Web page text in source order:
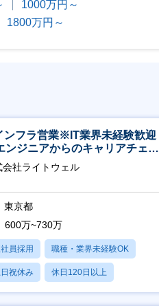
1000万円～
1800万円～
ンフラ営業※IT業界未経験歓迎
ンジニアからのキャリアチェン
※【週3～4日リモート可能】
会社ライトウェル
東京都
600万~730万
員採用 職種・業界未経験OK
祝休み 休日120日以上
業20時間以内